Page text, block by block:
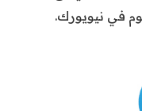
في نيويورك.